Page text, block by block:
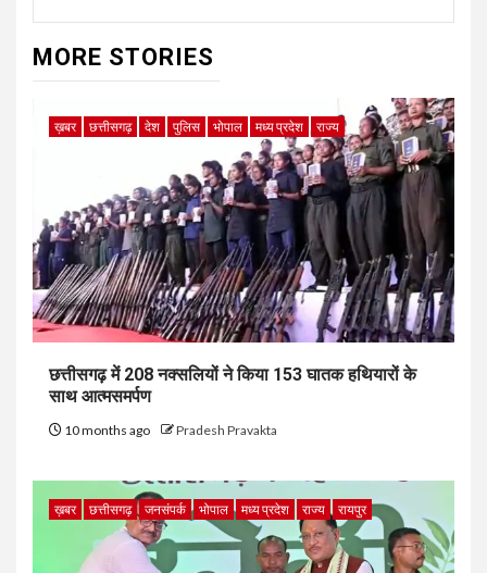
MORE STORIES
ख़बर छत्तीसगढ़ देश पुलिस भोपाल मध्य प्रदेश राज्य
छत्तीसगढ़ में 208 नक्सलियों ने किया 153 घातक हथियारों के
साथ आत्मसमर्पण
10 months ago Pradesh Pravakta
ख़बर छत्तीसगढ़ जनसंपर्क भोपाल मध्य प्रदेश राज्य रायपुर